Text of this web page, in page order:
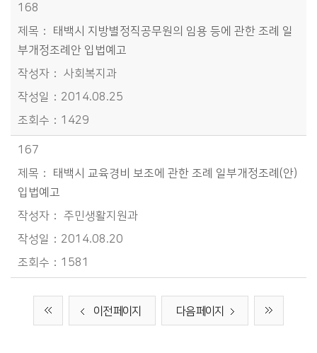
168
태백시 지방별정직공무원의 임용 등에 관한 조례 일
부개정조례안 입법예고
사회복지과
2014.08.25
1429
167
태백시 교육경비 보조에 관한 조례 일부개정조례(안)
입법예고
주민생활지원과
2014.08.20
1581
이전 페이지 다음 페이지